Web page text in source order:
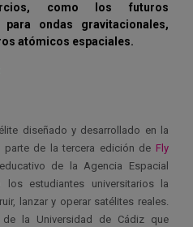
como los futuros
ondas gravitacionales,
atómicos espaciales.
diseñado y desarrollado en la
parte de la tercera edición de Fly
de la Agencia Espacial
estudiantes universitarios la
lanzar y operar satélites reales.
la Universidad de Cádiz que